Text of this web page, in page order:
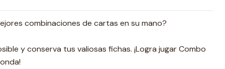
combinaciones de cartas en su mano?
y conserva tus valiosas fichas. ¡Logra jugar Combo